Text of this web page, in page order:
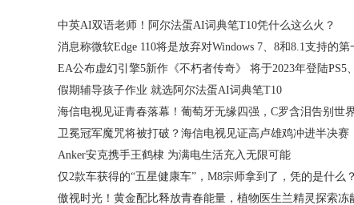
中英AI双语老师！阿尔法蛋AI词典笔T10凭什么这么火？
假期辅导孩子作业 就选阿尔法蛋AI词典笔T10
海信电视见证青春落幕！葡萄牙无缘四强，C罗含泪告别世
卫冕冠军魔咒将被打破？海信电视见证高卢雄鸡冲进半决赛
Anker安克携手王鹤棣 为满电生活充入无限可能
仅2款车获得的“五星健康车”，M8宗师拿到了，凭的是什么？